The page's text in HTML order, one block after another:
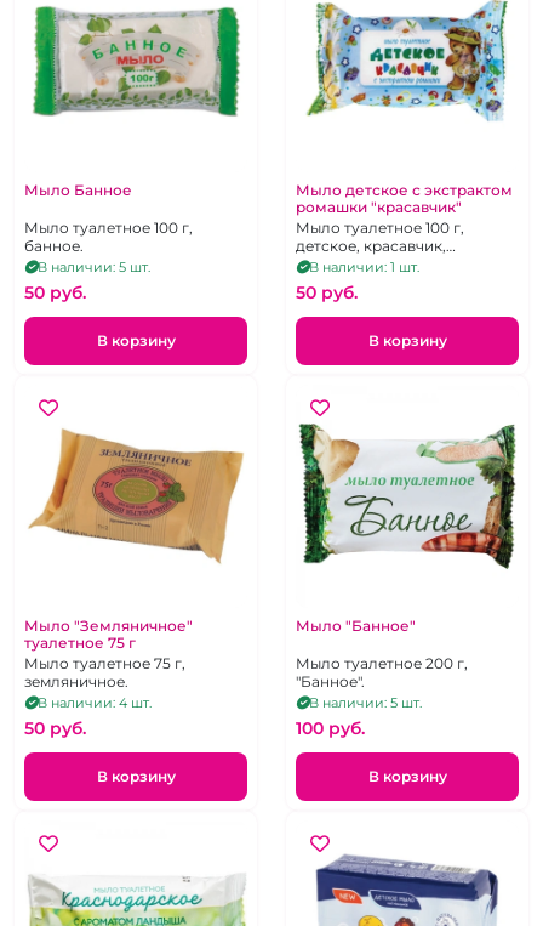
Мыло Банное
Мыло туалетное 100 г,
банное.
В наличии: 5 шт.
50 pуб.
В корзину
Мыло детское с экстрактом
ромашки "красавчик"
Мыло туалетное 100 г,
детское, красавчик,
ромашка.
В наличии: 1 шт.
50 pуб.
В корзину
Мыло "Земляничное"
туалетное 75 г
Мыло туалетное 75 г,
земляничное.
В наличии: 4 шт.
50 pуб.
В корзину
Мыло "Банное"
Мыло туалетное 200 г,
"Банное".
В наличии: 5 шт.
100 pуб.
В корзину